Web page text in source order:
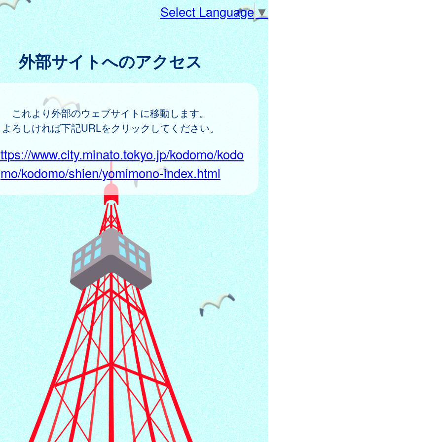
Select Language▼
外部サイトへのアクセス
これより外部のウェブサイトに移動します。
よろしければ下記URLをクリックしてください。
www.city.minato.tokyo.jp/kodomo/kodo
mo/kodomo/shien/yomimono-index.html